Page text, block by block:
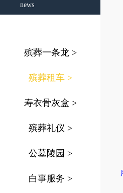
news
殡葬一条龙 >
殡葬租车 >
寿衣骨灰盒 >
殡葬礼仪 >
公墓陵园 >
白事服务 >